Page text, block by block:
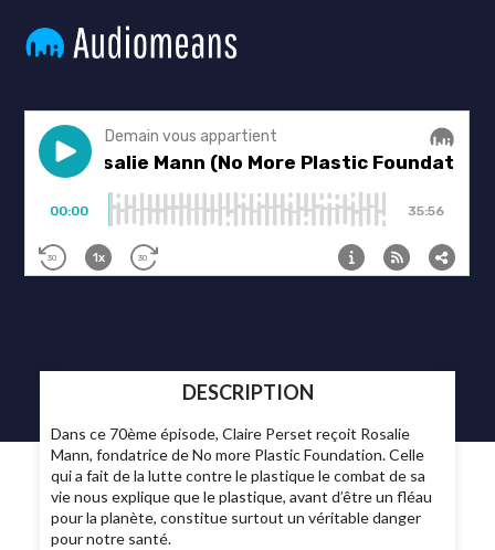
DESCRIPTION
Dans ce 70ème épisode, Claire Perset reçoit Rosalie
Mann, fondatrice de No more Plastic Foundation. Celle
qui a fait de la lutte contre le plastique le combat de sa
vie nous explique que le plastique, avant d’être un fléau
pour la planète, constitue surtout un véritable danger
pour notre santé.